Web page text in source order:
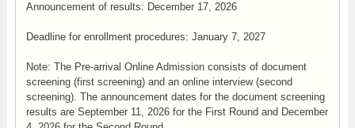
Announcement of results: December 17, 2026
Deadline for enrollment procedures: January 7, 2027
Note: The Pre-arrival Online Admission consists of document
screening (first screening) and an online interview (second
screening). The announcement dates for the document screening
results are September 11, 2026 for the First Round and December